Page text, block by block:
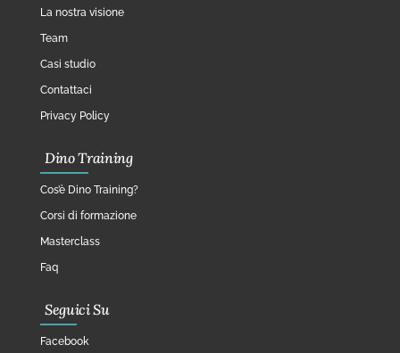
La nostra visione
Team
Casi studio
Contattaci
Privacy Policy
Dino Training
Cos’è Dino Training?
Corsi di formazione
Masterclass
Faq
Seguici Su
Facebook